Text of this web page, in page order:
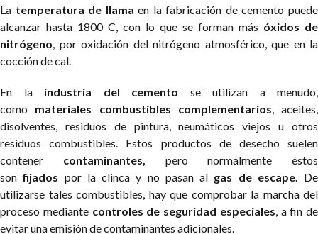
La temperatura de llama en la fabricación de cemento puede
alcanzar hasta 1800 C, con lo que se forman más óxidos de
nitrógeno, por oxidación del nitrógeno atmosférico, que en la
cocción de cal.
En la industria del cemento se utilizan a menudo,
como materiales combustibles complementarios, aceites,
disolventes, residuos de pintura, neumáticos viejos u otros
residuos combustibles. Estos productos de desecho suelen
contener contaminantes, pero normalmente éstos
sonfijados por la clinca y no pasan al gas de escape. De
utilizarse tales combustibles, hay que comprobar la marcha del
proceso mediante controles de seguridad especiales, a fin de
evitar una emisión de contaminantes adicionales.